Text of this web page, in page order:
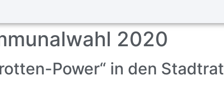
2020
Power“ in den Stadtrat